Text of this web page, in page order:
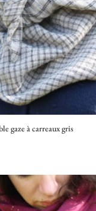
gaze à carreaux gris